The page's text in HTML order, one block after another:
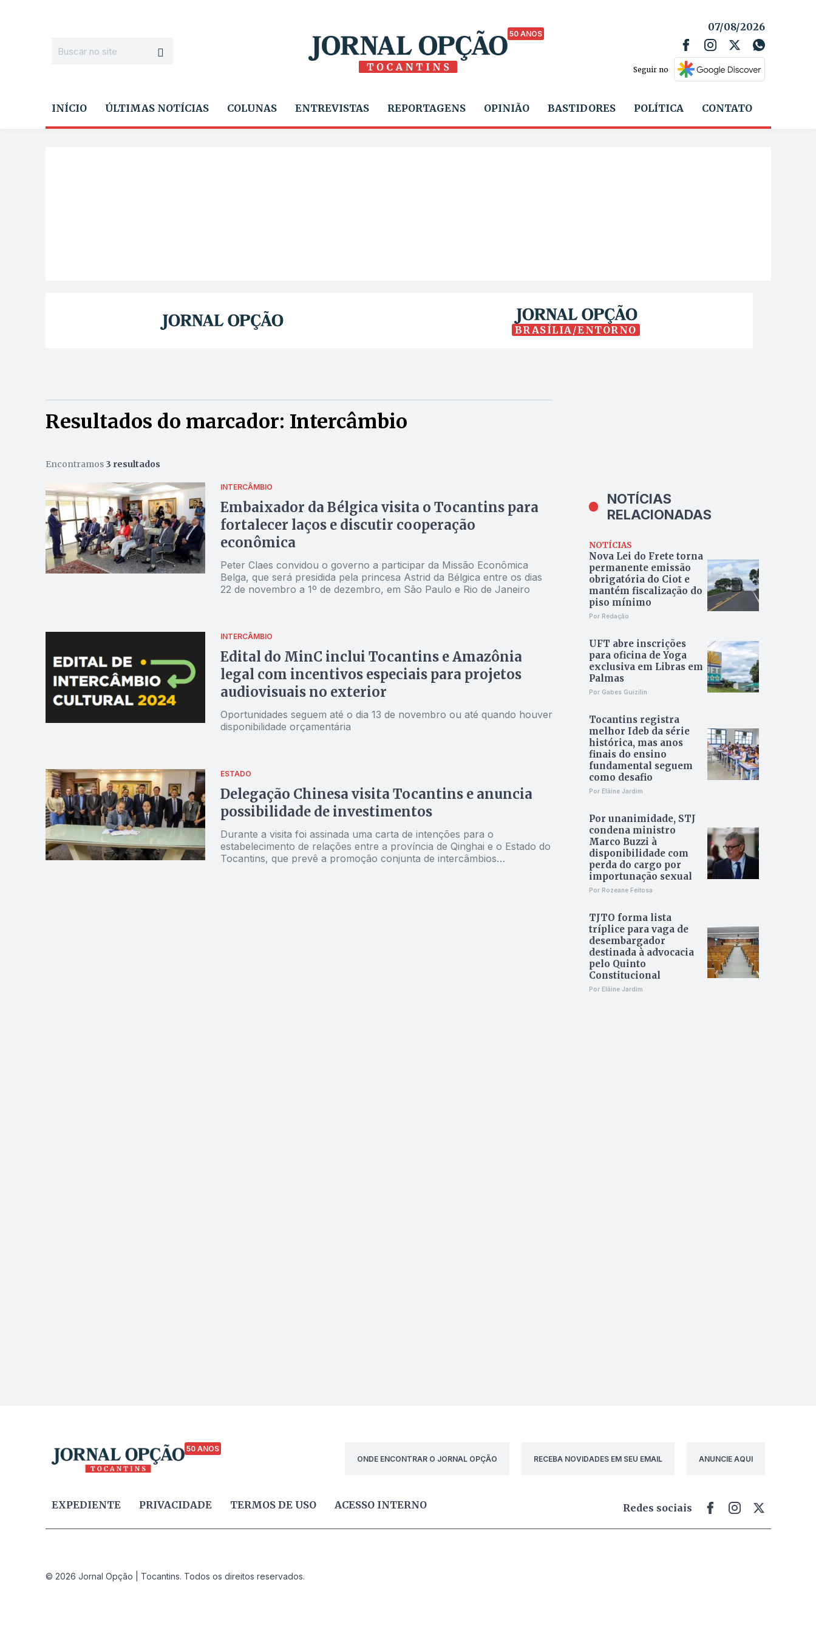
50 ANOS
07/08/2026
Seguir no
INÍCIO ÚLTIMAS NOTÍCIAS COLUNAS ENTREVISTAS REPORTAGENS OPINIÃO BASTIDORES POLÍTICA CONTATO
BRASÍLIA/ENTORNO
Resultados do marcador: Intercâmbio
Encontramos 3 resultados
INTERCÂMBIO
Embaixador da Bélgica visita o Tocantins para
fortalecer laços e discutir cooperação
econômica
Peter Claes convidou o governo a participar da Missão Econômica
Belga, que será presidida pela princesa Astrid da Bélgica entre os dias
22 de novembro a 1º de dezembro, em São Paulo e Rio de Janeiro
INTERCÂMBIO
Edital do MinC inclui Tocantins e Amazônia
legal com incentivos especiais para projetos
audiovisuais no exterior
Oportunidades seguem até o dia 13 de novembro ou até quando houver
disponibilidade orçamentária
ESTADO
Delegação Chinesa visita Tocantins e anuncia
possibilidade de investimentos
Durante a visita foi assinada uma carta de intenções para o
estabelecimento de relações entre a província de Qinghai e o Estado do
Tocantins, que prevê a promoção conjunta de intercâmbios
NOTÍCIAS
RELACIONADAS
NOTÍCIAS
Nova Lei do Frete torna
permanente emissão
obrigatória do Ciot e
mantém fiscalização do
piso mínimo
Por Redação
UFT abre inscrições
para oficina de Yoga
exclusiva em Libras em
Palmas
Por Gabes Guizilin
Tocantins registra
melhor Ideb da série
histórica, mas anos
finais do ensino
fundamental seguem
como desafio
Por Elâine Jardim
Por unanimidade, STJ
condena ministro
Marco Buzzi à
disponibilidade com
perda do cargo por
importunação sexual
Por Rozeane Feitosa
TJTO forma lista
tríplice para vaga de
desembargador
destinada à advocacia
pelo Quinto
Constitucional
Por Elâine Jardim
50 ANOS
ONDE ENCONTRAR O JORNAL OPÇÃO
RECEBA NOVIDADES EM SEU EMAIL ANUNCIE AQUI
EXPEDIENTE PRIVACIDADE TERMOS DE USO ACESSO INTERNO Redes sociais
© 2026 Jornal Opção | Tocantins. Todos os direitos reservados.